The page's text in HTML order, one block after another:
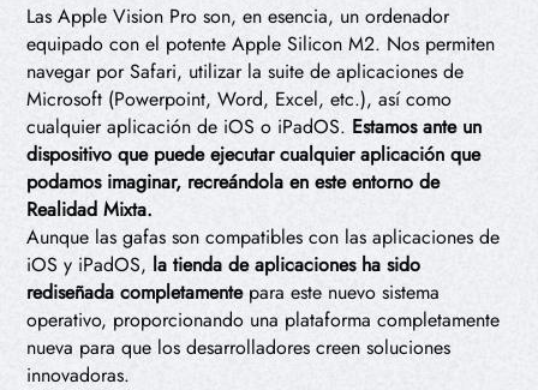
Las Apple Vision Pro son, en esencia, un ordenador
equipado con el potente Apple Silicon M2. Nos permiten
navegar por Safari, utilizar la suite de aplicaciones de
Microsoft (Powerpoint, Word, Excel, etc.), así como
cualquier aplicación de iOS o iPadOS. Estamos ante un
dispositivo que puede ejecutar cualquier aplicación que
podamos imaginar, recreándola en este entorno de
Realidad Mixta.
Aunque las gafas son compatibles con las aplicaciones de
iOS y iPadOS, la tienda de aplicaciones ha sido
rediseñada completamentepara este nuevo sistema
operativo, proporcionando una plataforma completamente
nueva para que los desarrolladores creen soluciones
innovadoras.